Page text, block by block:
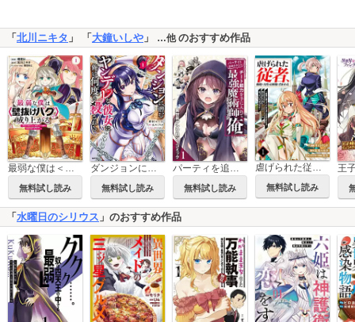
「北川ニキタ 」 「大鐘いしや 」 …他のおすすめ作品
最弱な僕は＜壁抜けバグ＞で成り上がる～壁をすり抜けたら、初回クリア報酬を無限回収できました！～
無料試し読み
ダンジョンに潜むヤンデレな彼女に俺は何度も殺される
無料試し読み
パーティを追放されたらチート能力を手に入れて最強魔術師になっちゃった俺 異世界アンソロジーコミック
無料試し読み
虐げられた従者、敵地の天使なお嬢様に拾われる ～命令に従っていただけにもかかわらず、知らないうちに最強の魔術師になっていたようです～（分冊版）
無料試し読み
「 水曜日のシリウス 」のおすすめ作品